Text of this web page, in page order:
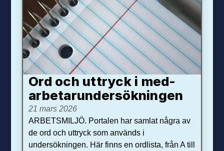
Ord och uttryck i med­­
arbetar­­under­sökningen
21 mars 2026
ARBETSMILJÖ. Portalen har samlat några av
de ord och uttryck som används i
undersökningen. Här finns en ordlista, från A till